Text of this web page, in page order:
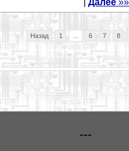
Назад 1 6 7 8
---